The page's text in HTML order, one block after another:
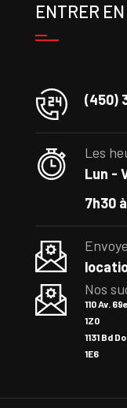
ENTRER
(450)
Les
Lun -
7h30
Nos
110 Av.
1Z0
1131 Bd
1E6